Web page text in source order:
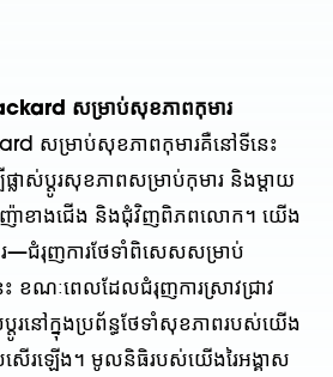
សម្រាប់សុខភាពកុមារ
សម្រាប់សុខភាពកុមារគឺនៅទីនេះ
បីផ្លាស់ប្តូរសុខភាពសម្រាប់កុមារ និងម្តាយ
ញ៉ាខាងជើង និងជុំវិញពិភពលោក។ យើង
—ជំរុញការថែទាំពិសេសសម្រាប់
េះ ខណៈពេលដែលជំរុញការស្រាវជ្រាវ
តូរនៅក្នុងប្រព័ន្ធថែទាំសុខភាពរបស់យើង
រសើរឡើង។ មូលនិធិរបស់យើងរៃអង្គាស